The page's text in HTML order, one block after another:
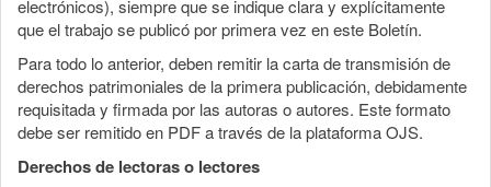
electrónicos), siempre que se indique clara y explícitamente
que el trabajo se publicó por primera vez en este Boletín.
Para todo lo anterior, deben remitir la carta de transmisión de
derechos patrimoniales de la primera publicación, debidamente
requisitada y firmada por las autoras o autores. Este formato
debe ser remitido en PDF a través de la plataforma OJS.
Derechos de lectoras o lectores